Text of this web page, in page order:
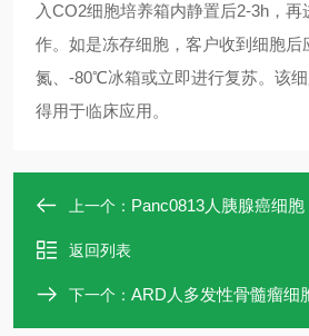
入CO2细胞培养箱内静置后2-3h，再
作。如是冻存细胞，客户收到细胞后
氮、-80℃冰箱或立即进行复苏。该
得用于临床应用。
上一个： Panc0813人胰腺癌细胞
返回列表
下一个： ARD人多发性骨髓瘤细